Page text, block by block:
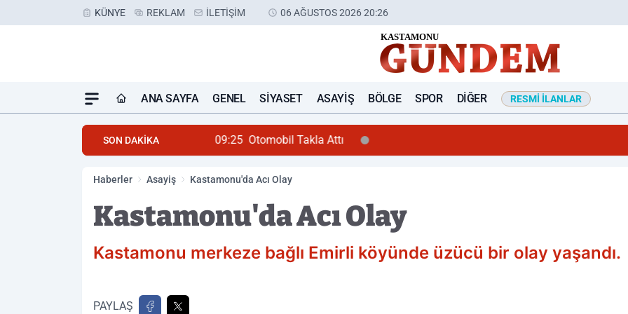
KÜNYE REKLAM İLETIŞIM 06 AĞUSTOS 2026 20:26
ANA SAYFA GENEL SIYASET ASAYIŞ BÖLGE SPOR DIĞER RESMI İLANLAR
SON DAKİKA Otomobil Takla Attı
Haberler Asayiş Kastamonu'da Acı Olay
Kastamonu'da Acı Olay
Kastamonu merkeze bağlı Emirli köyünde üzücü bir olay yaşandı.
PAYLAŞ